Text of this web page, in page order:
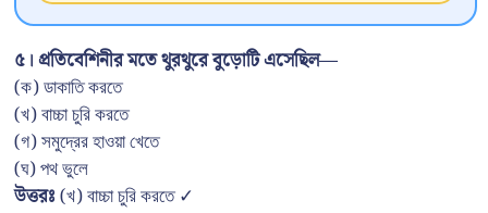
৫। প্রতিবেশিনীর মতে থুরথুরে বুড়োটি এসেছিল—
(ক) ডাকাতি করতে
(খ) বাচ্চা চুরি করতে
(গ) সমুদ্রের হাওয়া খেতে
(ঘ) পথ ভুলে
উত্তরঃ(খ) বাচ্চা চুরি করতে ✓